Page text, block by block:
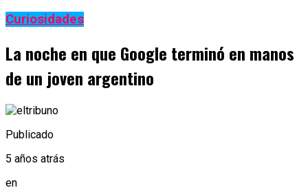
Curiosidades
La noche en que Google terminó en manos
de un joven argentino
Publicado
5 años atrás
en